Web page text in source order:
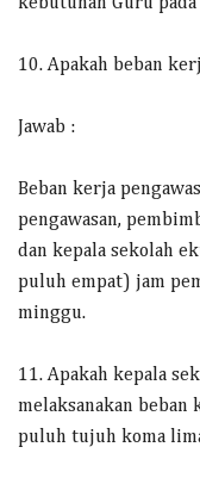
10. Apakah beban
Jawab :
Beban kerja
pengawasan,
dan kepala sekolah
puluh empat) jam
minggu.
11. Apakah kepala
melaksanakan
puluh tujuh koma